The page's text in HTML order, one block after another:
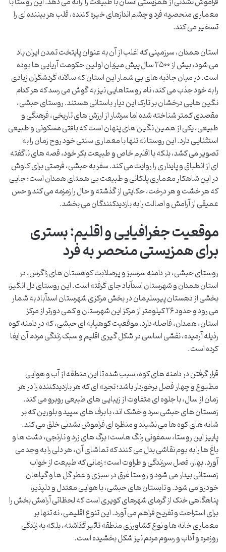
معماری منحصربه فرد و چشم اندازهای خیره کننده، قلب هر بیننده ای را
تسخیر می کند.
استان همدان، سرزمینی که اغلب از آن به عنوان پایتخت تمدن ایران یاد
می شود، بیش از ۲۵۰۰ سال پیش میزبان اولین حکومت آریایی ها بوده
است. در میان جاذبه های بی شمار این استان که سالانه گردشگران زیادی
را به خود جذب می کند، نام روستاهایی نیز به گوش می رسد که هر کدام
نگین هایی درخشان بر تارک این دیار باستانی هستند. روستای حبشی،
مقصدی کمتر شناخته شده اما سرشار از ارزش های تاریخی، فرهنگی و
طبیعی، یکی از همین نگین های پنهان است که بافتی مسکونی و طبیعی
استثنایی دارد. این روستا نه تنها با معماری سنتی خود روح زمان را به
تصویر می کشد، بلکه با اقلیم خاص و طبیعت بکر خود، قصه های ناگفته
ای از انطباق و پایداری را روایت می کند. سفر به حبشی، فرصتی برای کاوش
در این شاهکار معماری پلکانی و طبیعت بی همتای همدان است؛ جایی
که هر خشت و هر درخت، حکایتی از گذشته و حال را زمزمه می کند و حس
عمیقی از آرامش و اصالت را به بازدیدکنندگان می بخشد.
موقعیت جغرافیایی و اقلیم: بستری
برای همزیستی منحصر به فرد
روستای حبشی، در دامنه سرسبز و پرصلابت کوهستان های زاگرس، در
استان همدان و شهرستان اسدآباد جای گرفته است. این روستای دل انگیز،
بخشی از دهستان پیرسلیمان در بخش مرکزی شهرستان اسدآباد به شمار
می رود و حدود ۲۶ کیلومتر از مرکز این شهرستان و کمی دورتر از مرکز
استان، همدان، فاصله دارد. موقعیت کوهپایه ای حبشی، که در دامنه کوه
رذیله آرمیده، نقشی اساسی در شکل گیری اقلیم و سبک زندگی مردم آن ایفا
کرده است.
قرار گرفتن در دامنه های کوه، سبب شده تا این منطقه از آب و هوایی
مطبوع و چهار فصل برخوردار باشد؛ تجربه ای که هر بازدیدکننده را در هر
زمان از سال، با جلوه ای متفاوت از زیبایی های طبیعی روبرو می کند.
زمستان های حبشی سرد و خشک اند، با برف های سپید و بلورین که بر
شانه های کوه ها می نشیند و منظره ای فراموش نشدنی خلق می کند.
پاییز این روستا، سمفونی رنگ هاست؛ برگ های زرد و نارنجی، دشت ها و
باغ ها را به بوم نقاشی بدل می کنند که تماشای آن، هر دلی را به وجد می
آورد. بهار، فصل سرزندگی و طراوت است؛ زمانی که طبیعت از خواب
زمستانی بیدار می شود و روستا غرق در سبزی و عطر گل ها و گیاهان
خودرو می شود. و تابستان های حبشی، با هوایی معتدل و دلپذیر،
پناهگاهی خنک از گرمای شهرهای کویری است که لحظاتی آرامش بخش را
برای استراحت و تفریح فراهم می آورد. این تنوع اقلیمی، نه تنها بر
معماری خانه ها و نوع کشاورزی منطقه تاثیر گذاشته، بلکه به زندگی
روزمره و آداب و رسوم مردم نیز شکل بخشیده است.